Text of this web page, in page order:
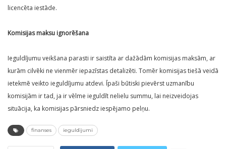
licencēta iestāde.
Komisijas maksu ignorēšana
Ieguldījumu veikšana parasti ir saistīta ar dažādām komisijas maksām, ar
kurām cilvēki ne vienmēr iepazīstas detalizēti. Tomēr komisijas tiešā veidā
ietekmē veikto ieguldījumu atdevi. Īpaši būtiski pievērst uzmanību
komisijām ir tad, ja ir vēlme ieguldīt nelielu summu, lai neizveidojas
situācija, ka komisijas pārsniedz iespējamo pelņu.
finanses ieguldījumi